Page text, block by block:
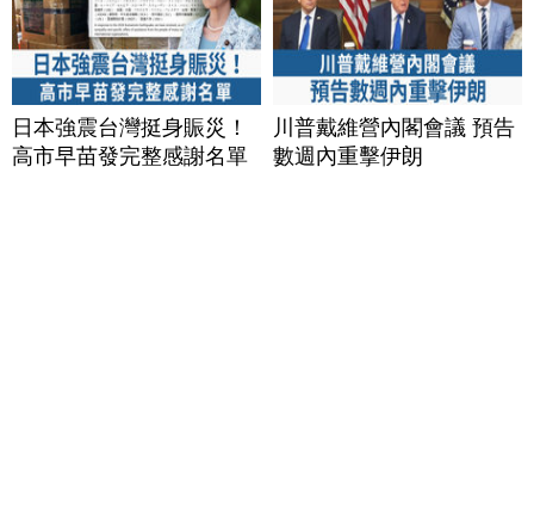
日本強震台灣挺身賑災！
高市早苗發完整感謝名單
川普戴維營內閣會議 預告
數週內重擊伊朗